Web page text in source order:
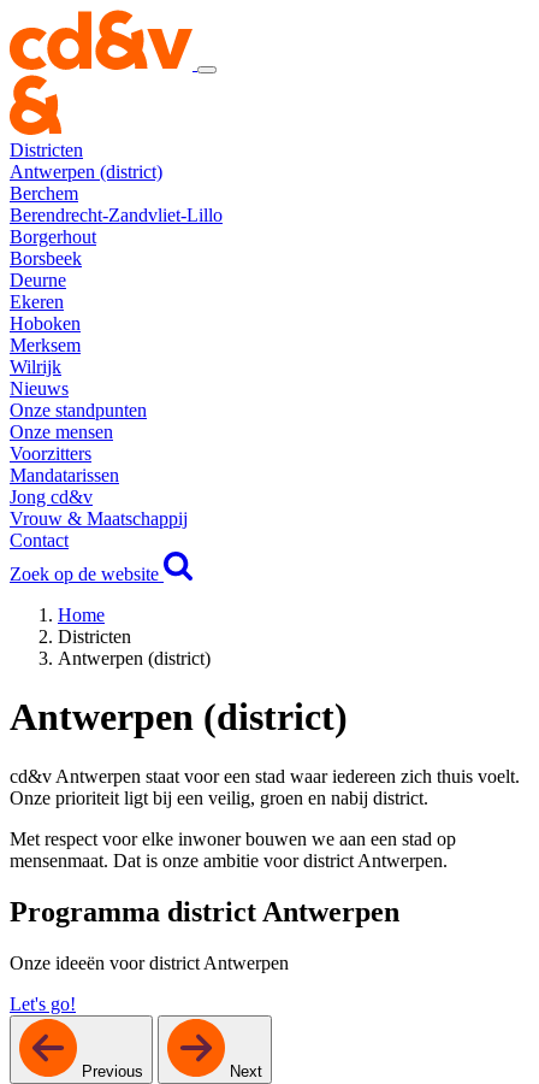
Districten
Antwerpen (district)
Berchem
Berendrecht-Zandvliet-Lillo
Borgerhout
Borsbeek
Deurne
Ekeren
Hoboken
Merksem
Wilrijk
Nieuws
Onze standpunten
Onze mensen
Voorzitters
Mandatarissen
Jong cd&v
Vrouw & Maatschappij
Contact
Zoek op de website
Home
Districten
Antwerpen (district)
Antwerpen (district)
cd&v Antwerpen staat voor een stad waar iedereen zich thuis voelt.
Onze prioriteit ligt bij een veilig, groen en nabij district.
Met respect voor elke inwoner bouwen we aan een stad op
mensenmaat. Dat is onze ambitie voor district Antwerpen.
Programma district Antwerpen
Onze ideeën voor district Antwerpen
Let's go!
Previous Next